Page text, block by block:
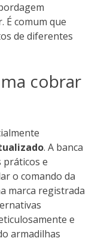
É comum que
de diferentes
cobrar
. A banca
práticos e
o comando da
marca registrada
e
armadilhas